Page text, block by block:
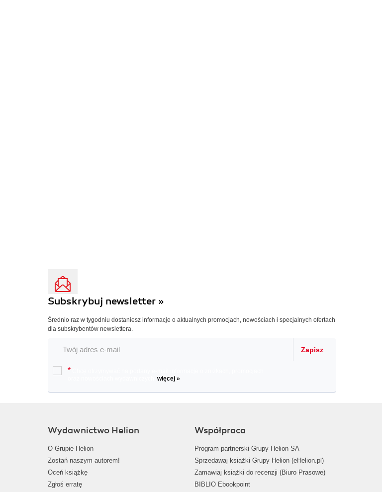
Subskrybuj newsletter »
Średnio raz w tygodniu dostaniesz informacje o aktualnych promocjach, nowościach i specjalnych ofertach
dla subskrybentów newslettera.
Zapisz
*
więcej »
Wydawnictwo Helion
O Grupie Helion
Zostań naszym autorem!
Oceń książkę
Zgłoś erratę
Współpraca
Program partnerski Grupy Helion SA
Sprzedawaj książki Grupy Helion (eHelion.pl)
Zamawiaj książki do recenzji (Biuro Prasowe)
BIBLIO Ebookpoint